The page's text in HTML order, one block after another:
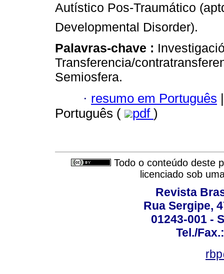
Autístico Pos-Traumático
Developmental Disorder).
Palavras-chave :
Transferencia/
Semiosfera.
· resumo em Português |
Português (
pdf )
Todo o conteúdo deste
licenciado sob
Revista
Rua Sergipe,
01243-001 -
Tel./